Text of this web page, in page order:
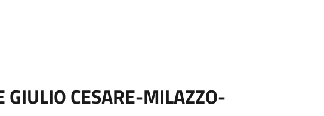
CESARE-MILAZZO-